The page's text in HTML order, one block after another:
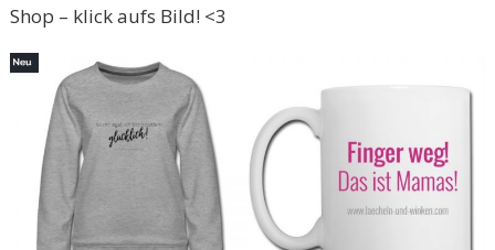
Shop – klick aufs Bild! <3